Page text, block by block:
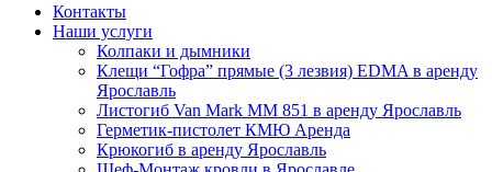
Контакты
Наши услуги
Колпаки и дымники
Клещи “Гофра” прямые (3 лезвия) EDMA в аренду
Ярославль
Листогиб Van Mark MM 851 в аренду Ярославль
Герметик-пистолет КМЮ Аренда
Крюкогиб в аренду Ярославль